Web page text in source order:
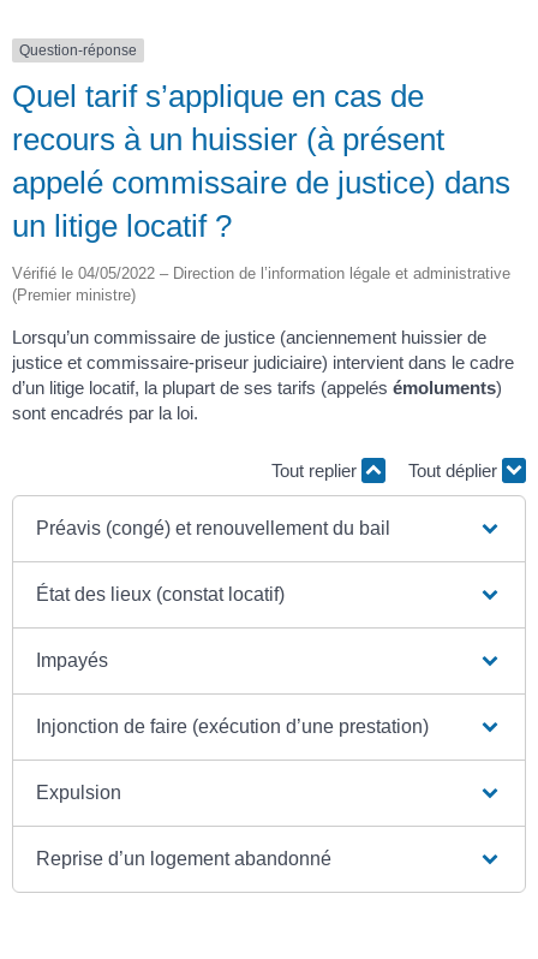
Question-réponse
Quel tarif s’applique en cas de
recours à un huissier (à présent
appelé commissaire de justice) dans
un litige locatif ?
Vérifié le 04/05/2022 – Direction de l’information légale et administrative
(Premier ministre)
Lorsqu’un commissaire de justice (anciennement huissier de
justice et commissaire-priseur judiciaire) intervient dans le cadre
d’un litige locatif, la plupart de ses tarifs (appelés émoluments)
sont encadrés par la loi.
Tout replier Tout déplier
Préavis (congé) et renouvellement du bail
État des lieux (constat locatif)
Impayés
Injonction de faire (exécution d’une prestation)
Expulsion
Reprise d’un logement abandonné